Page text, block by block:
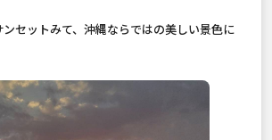
セットみて、沖縄ならではの美しい景色に